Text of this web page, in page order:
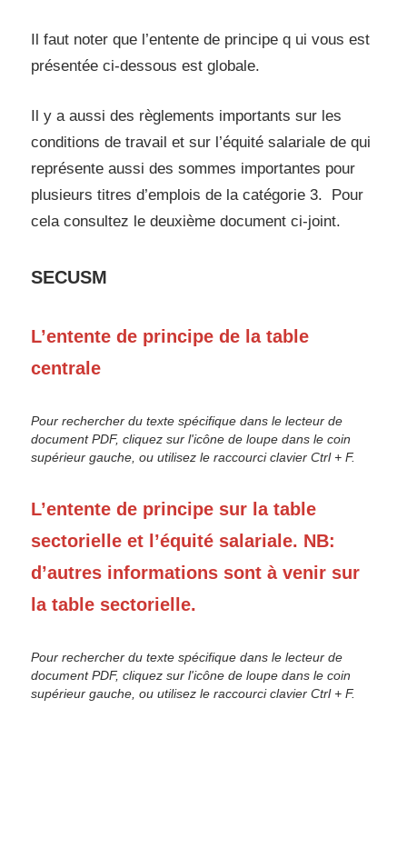
Il faut noter que l’entente de principe q ui vous est
présentée ci-dessous est globale.
Il y a aussi des règlements importants sur les
conditions de travail et sur l’équité salariale de qui
représente aussi des sommes importantes pour
plusieurs titres d’emplois de la catégorie 3. Pour
cela consultez le deuxième document ci-joint.
SECUSM
L’entente de principe de la table
centrale
L’entente de principe sur la table
sectorielle et l’équité salariale. NB:
d’autres informations sont à venir sur
la table sectorielle.